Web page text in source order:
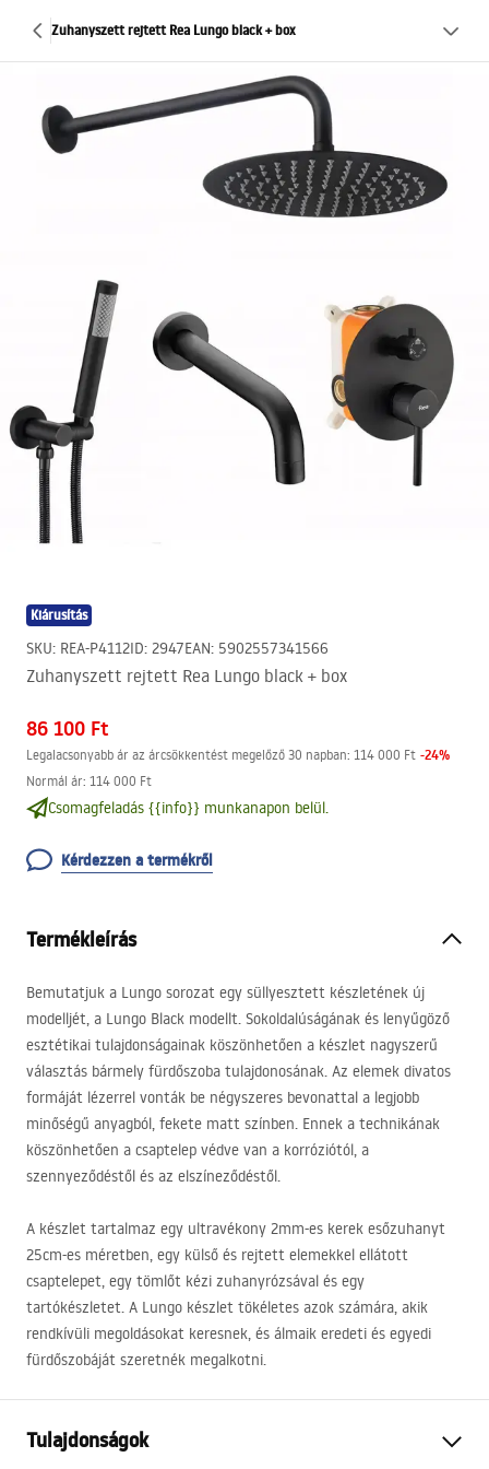
Zuhanyszett rejtett Rea Lungo black + box
Kiárusítás
SKU: REA-P4112ID: 2947EAN: 5902557341566
Zuhanyszett rejtett Rea Lungo black + box
86 100 Ft
Legalacsonyabb ár az árcsökkentést megelőző 30 napban: 114 000 Ft -24%
Normál ár: 114 000 Ft
Csomagfeladás {{info}} munkanapon belül.
Kérdezzen a termékről
Termékleírás
Bemutatjuk a Lungo sorozat egy süllyesztett készletének új
modelljét, a Lungo Black modellt. Sokoldalúságának és lenyűgöző
esztétikai tulajdonságainak köszönhetően a készlet nagyszerű
választás bármely fürdőszoba tulajdonosának. Az elemek divatos
formáját lézerrel vonták be négyszeres bevonattal a legjobb
minőségű anyagból, fekete matt színben. Ennek a technikának
köszönhetően a csaptelep védve van a korróziótól, a
szennyeződéstől és az elszíneződéstől.
A készlet tartalmaz egy ultravékony 2mm-es kerek esőzuhanyt
25cm-es méretben, egy külső és rejtett elemekkel ellátott
csaptelepet, egy tömlőt kézi zuhanyrózsával és egy
tartókészletet. A Lungo készlet tökéletes azok számára, akik
rendkívüli megoldásokat keresnek, és álmaik eredeti és egyedi
fürdőszobáját szeretnék megalkotni.
Tulajdonságok